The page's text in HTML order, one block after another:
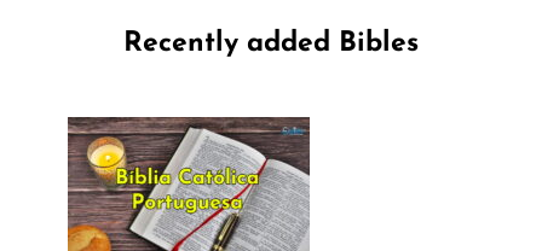
Recently added Bibles